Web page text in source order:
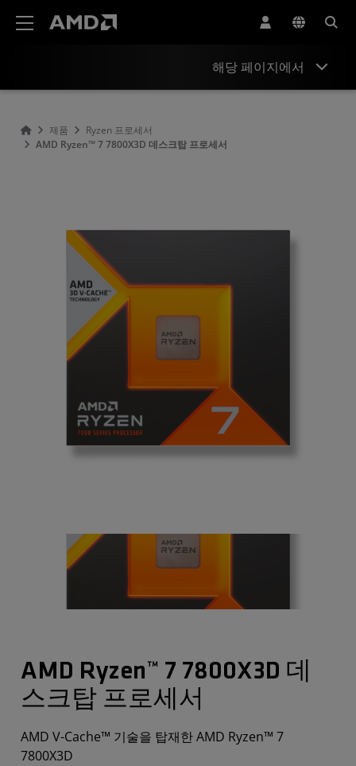
해당 페이지에서
제품
Ryzen 프로세서
AMD Ryzen™ 7 7800X3D 데스크탑 프로세서
AMD Ryzen™ 7 7800X3D 데
스크탑 프로세서
AMD V-Cache™ 기술을 탑재한 AMD Ryzen™ 7
7800X3D